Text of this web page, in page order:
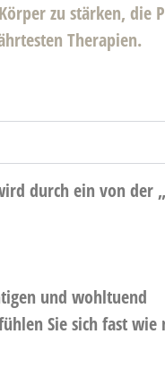
zu stärken, die
Therapien.
durch ein von der
und wohltuend
Sie sich fast wie